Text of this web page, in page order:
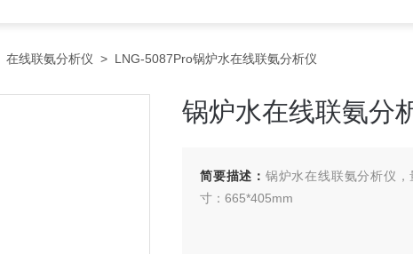
在线联氨分析仪 > LNG-5087Pro锅炉水在线联氨分析仪
锅炉水在线联氨分
简要描述： 锅炉水在线联氨分析仪
寸：665*405mm